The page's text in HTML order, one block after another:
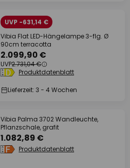
UVP -631,14 €
Vibia Flat LED-Hängelampe 3-flg. Ø
90cm terracotta
2.099,90 €
UVP2.731,04 €
Produktdatenblatt
Lieferzeit: 3 - 4 Wochen
Vibia Palma 3702 Wandleuchte,
Pflanzschale, grafit
1.082,89 €
Produktdatenblatt